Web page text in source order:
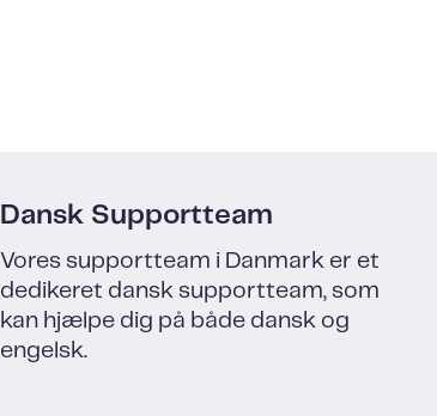
Dansk Supportteam
Vores supportteam i Danmark er et
dedikeret dansk supportteam, som
kan hjælpe dig på både dansk og
engelsk.